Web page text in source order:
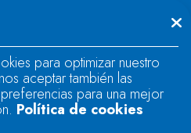
al cargar el campo
para optimizar nuestro
aceptar también las
para una mejor
Política de cookies